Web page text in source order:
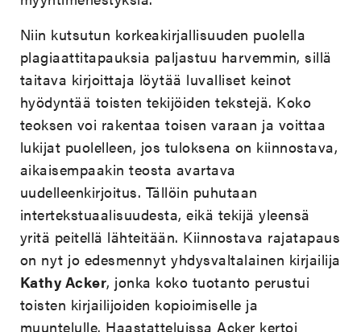
Niin kutsutun korkeakirjallisuuden puolella
plagiaattitapauksia paljastuu harvemmin, sillä
taitava kirjoittaja löytää luvalliset keinot
hyödyntää toisten tekijöiden tekstejä. Koko
teoksen voi rakentaa toisen varaan ja voittaa
lukijat puolelleen, jos tuloksena on kiinnostava,
aikaisempaakin teosta avartava
uudelleenkirjoitus. Tällöin puhutaan
intertekstuaalisuudesta, eikä tekijä yleensä
yritä peitellä lähteitään. Kiinnostava rajatapaus
on nyt jo edesmennyt yhdysvaltalainen kirjailija
Kathy Acker, jonka koko tuotanto perustui
toisten kirjailijoiden kopioimiselle ja
muuntelulle. Haastatteluissa Acker kertoi